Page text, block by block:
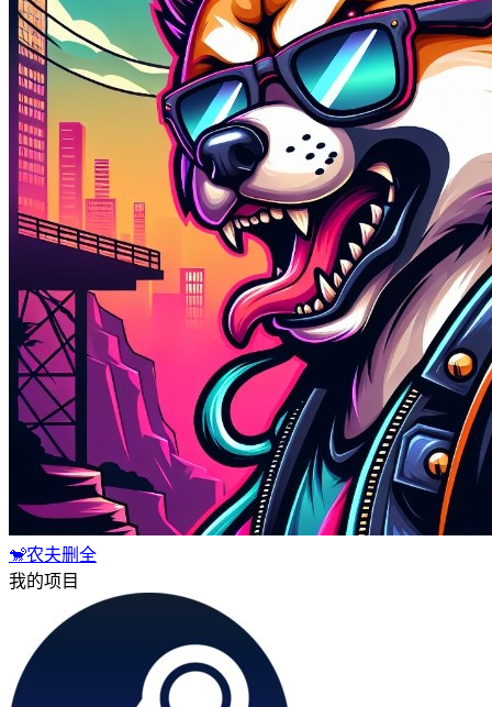
🐒农夫删全
我的项目